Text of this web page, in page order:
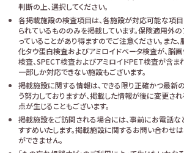
判断の上、選択してください。
各掲載施設の検査項目は、各施設が対応可能な項目
られているもののみを掲載しています。保険適用外
っていることがあり得ますのでご注意ください。また
化タウ蛋白検査およびアミロイドベータ検査が、脳
検査、SPECT検査およびアミロイドPET検査が含ま
一部しか対応できない施設もございます。
掲載施設に関する情報は、できる限り正確かつ最新
う努力しておりますが、掲載した情報が後に変更さ
点が生じることもございます。
掲載施設をご訪問される場合には、事前にお電話な
すすめいたします。掲載施設に関するお問い合わせ
ができません。